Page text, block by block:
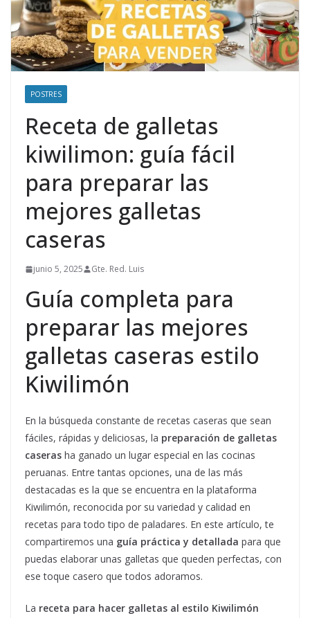
POSTRES
Receta de galletas
kiwilimon: guía fácil
para preparar las
mejores galletas
caseras
junio 5, 2025 Gte. Red. Luis
Guía completa para
preparar las mejores
galletas caseras estilo
Kiwilimón
En la búsqueda constante de recetas caseras que sean
fáciles, rápidas y deliciosas, la preparación de galletas
caseras ha ganado un lugar especial en las cocinas
peruanas. Entre tantas opciones, una de las más
destacadas es la que se encuentra en la plataforma
Kiwilimón, reconocida por su variedad y calidad en
recetas para todo tipo de paladares. En este artículo, te
compartiremos una guía práctica y detallada para que
puedas elaborar unas galletas que queden perfectas, con
ese toque casero que todos adoramos.
La receta para hacer galletas al estilo Kiwilimón